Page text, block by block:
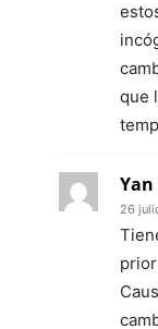
que
Yan
26